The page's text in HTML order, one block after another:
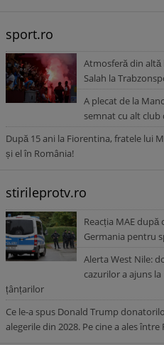
sport.ro
Atmosferă din
Salah la
A plecat de la
semnat cu alt club
După 15 ani la Fiorentina, fratele lui
și el în România!
stirileprotv.ro
Reacția MAE
Germania pentru
Alerta West Nile:
cazurilor a ajuns
țânțarilor
Ce le-a spus Donald Trump
alegerile din 2028. Pe cine a ales între